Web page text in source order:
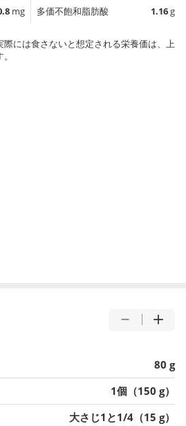
mg
多価不飽和脂肪酸
1.16g
には食さないと想定される栄養価は、上
80 g
1個（150 g）
大さじ1と1/4（15 g）